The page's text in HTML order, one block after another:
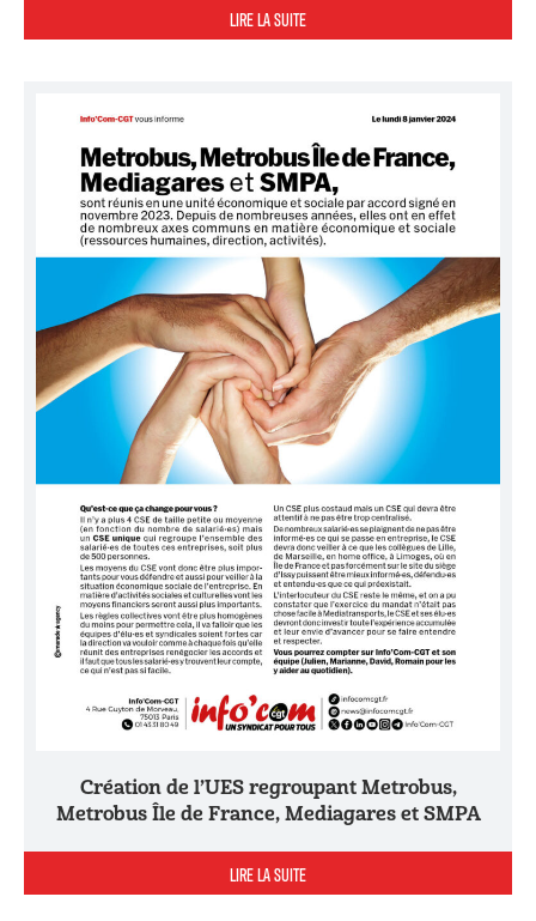
LIRE LA SUITE
Création de l’UES regroupant Metrobus,
Metrobus Île de France, Mediagares et SMPA
LIRE LA SUITE